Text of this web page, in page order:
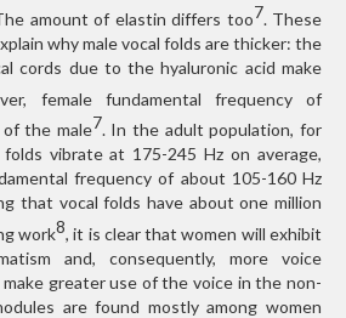
amount of elastin differs too7. These
why male vocal folds are thicker: the
cords due to the hyaluronic acid make
female fundamental frequency of
the male7. In the adult population, for
folds vibrate at 175-245 Hz on average,
frequency of about 105-160 Hz
that vocal folds have about one million
work8, it is clear that women will exhibit
and, consequently, more voice
greater use of the voice in the non-
are found mostly among women